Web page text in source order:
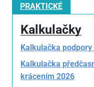
PRAKTICKÉ
Kalkulačky
Kalkulačka
Kalkulačka
krácením 2026